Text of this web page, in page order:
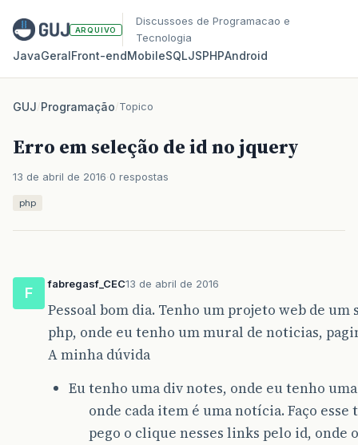
ARQUIVO
Discussoes de Programacao e
Tecnologia
JavaGeralFront‑endMobileSQLJSPHPAndroid
GUJ/Programação/Topico
Erro em seleção de id no jquery
13 de abril de 2016 0 respostas
php
F
fabregasf_CEC13 de abril de 2016
Pessoal bom dia. Tenho um projeto web de
php, onde eu tenho um mural de noticias,
A minha dúvida
Eu tenho uma div notes, onde eu tenho uma
onde cada item é uma notícia. Faço
pego o clique nesses links pelo id, onde